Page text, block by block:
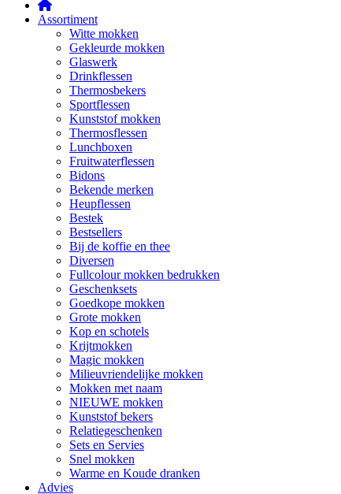
Assortiment
Witte mokken
Gekleurde mokken
Glaswerk
Drinkflessen
Thermosbekers
Sportflessen
Kunststof mokken
Thermosflessen
Lunchboxen
Fruitwaterflessen
Bidons
Bekende merken
Heupflessen
Bestek
Bestsellers
Bij de koffie en thee
Diversen
Fullcolour mokken bedrukken
Geschenksets
Goedkope mokken
Grote mokken
Kop en schotels
Krijtmokken
Magic mokken
Milieuvriendelijke mokken
Mokken met naam
NIEUWE mokken
Kunststof bekers
Relatiegeschenken
Sets en Servies
Snel mokken
Warme en Koude dranken
Advies